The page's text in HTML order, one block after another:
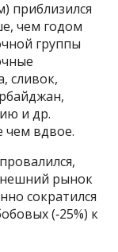
приблизился
чем годом
группы
сливок,
и др.
чем вдвое.
рынок
сократился
(‑25%) к